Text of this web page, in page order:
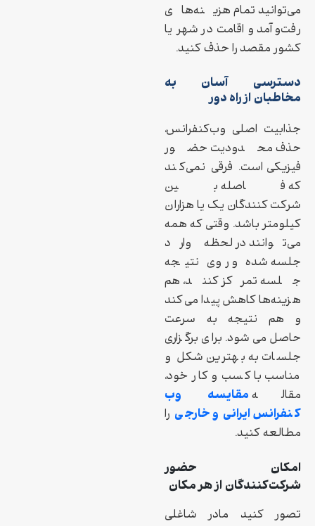
می‌توانید تمام هزینه‌های
رفت‌وآمد و اقامت در شهر یا
کشور مقصد را حذف کنید.
دسترسی آسان به
مخاطبان از راه دور
جذابیت اصلی وب‌کنفرانس،
حذف محدودیت حضور
فیزیکی است. فرقی نمی‌کند
که فاصله بین
شرکت‌کنندگان یک یا هزاران
کیلومتر باشد. وقتی که همه
می‌توانند در لحظه وارد
جلسه شده و روی نتیجه
جلسه تمرکز کنند، هم
هزینه‌ها کاهش پیدا می‌کند
و هم نتیجه به سرعت
حاصل می‌شود. برای برگزاری
جلسات به بهترین شکل و
مناسب با کسب و کار خود،
مقاله مقایسه وب
کنفرانس ایرانی و خارجی را
مطالعه کنید.
امکان حضور
شرکت‌کنندگان از هر مکان
تصور کنید مادر شاغلی